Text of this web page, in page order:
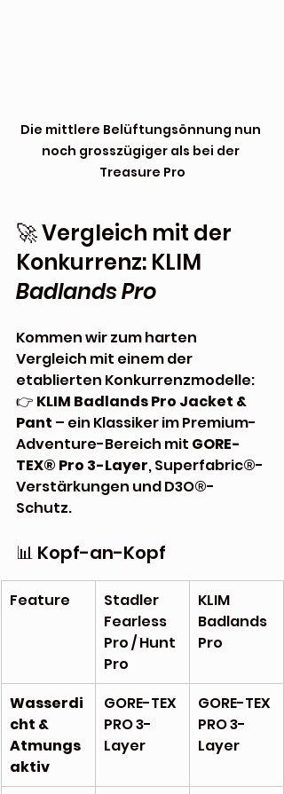
Die mittlere Belüftungsönnung nun
noch grosszügiger als bei der
Treasure Pro
🚀 Vergleich mit der
Konkurrenz: KLIM
Badlands Pro
Kommen wir zum harten
Vergleich mit einem der
etablierten Konkurrenzmodelle:
👉 KLIM Badlands Pro Jacket &
Pant – ein Klassiker im Premium-
Adventure-Bereich mit GORE-
TEX® Pro 3-Layer, Superfabric®-
Verstärkungen und D3O®-
Schutz.
📊 Kopf-an-Kopf
Feature
Stadler
Fearless
Pro / Hunt
Pro
KLIM
Badlands
Pro
Wasserdi
cht &
Atmungs
aktiv
GORE-TEX
PRO 3-
Layer
GORE-TEX
PRO 3-
Layer